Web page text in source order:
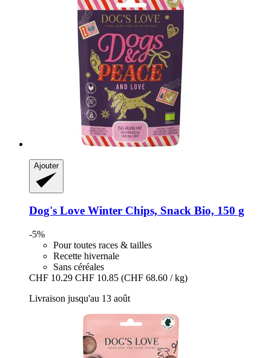
Ajouter
Dog's Love Winter Chips, Snack Bio, 150 g
-5%
Pour toutes races & tailles
Recette hivernale
Sans céréales
CHF 10.29 CHF 10.85 (CHF 68.60 / kg)
Livraison jusqu'au 13 août